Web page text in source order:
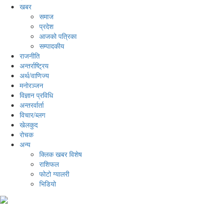
खबर
समाज
प्रदेश
आजको पत्रिका
सम्पादकीय
राजनीति
अन्तर्राष्ट्रिय
अर्थ/वाणिज्य
मनाेरञ्जन
विज्ञान प्रविधि
अन्तरर्वार्ता
विचार/ब्लग
खेलकुद
रोचक
अन्य
क्लिक खबर विशेष
राशिफल
फोटो ग्यालरी
भिडियो